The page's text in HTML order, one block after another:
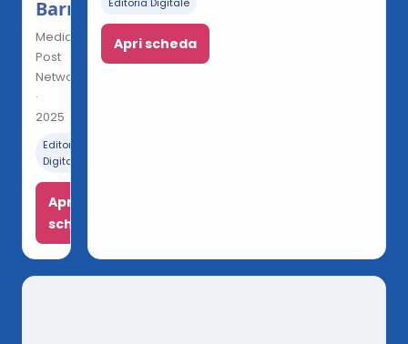
Barriere
Media
Post
Network
·
2025
Editoria
Digitale
Apri
scheda
Apri scheda